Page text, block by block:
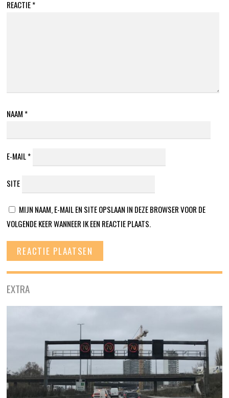
REACTIE*
NAAM *
E-MAIL*
SITE
MIJN NAAM, E-MAIL EN SITE OPSLAAN IN DEZE BROWSER VOOR DE
VOLGENDE KEER WANNEER IK EEN REACTIE PLAATS.
EXTRA